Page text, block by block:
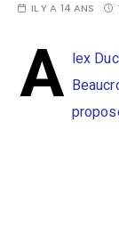
IL Y A 14 ANS
A lex